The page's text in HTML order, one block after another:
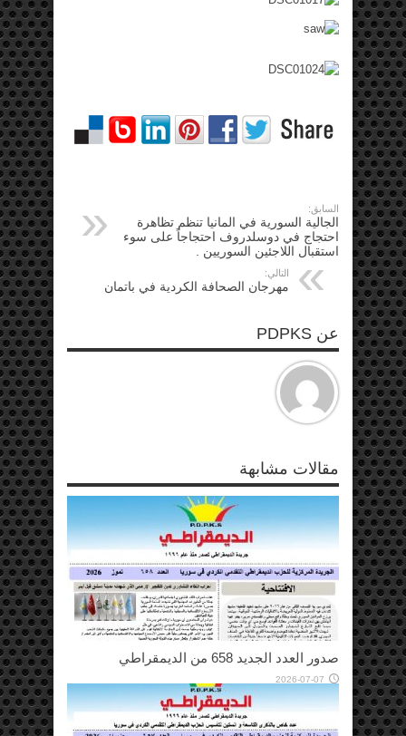
السابق:
الجالية السورية في المانيا تنظم تظاهرة
احتجاج في دوسلدروف احتجاجاً على سوء
استقبال اللاجئين السوريين .
التالي:
مهرجان الصحافة الكردية في باتمان
عن PDPKS
مقالات مشابهة
صدور العدد الجديد 658 من الديمقراطي
2026-07-07